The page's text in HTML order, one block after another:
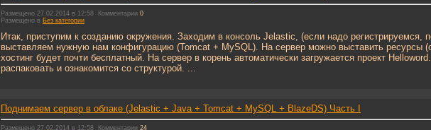
Размещено 27.02.2014 в 12:58 Комментарии 0
Размещено в Без категории
Итак, приступим к созданию окружения. Заходим в консоль Jelastic, (если надо
выставляем нужную нам конфигурацию (Tomcat + MySQL). На сервер можно выставить ресурсы
хостинг будет почти бесплатный. На сервер в корень автоматически загружается проект
распаковать и ознакомится со структурой. ...
Поднимаем сервер в облаке (Jelastic + Java + Tomcat + MySQL + BlazeDS) Часть I
Размещено 27.02.2014 в 12:58 Комментарии 24